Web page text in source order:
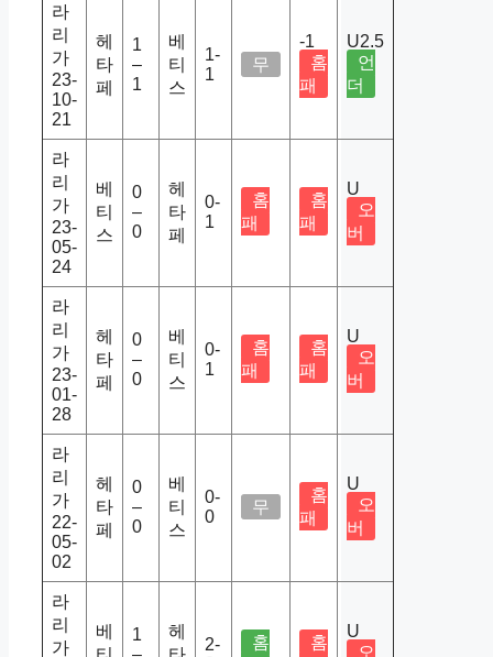
라
리
가
23-
10-
21
헤
타
페
1
–
1
베
티
스
1-
1
무
-1
홈
패
U2.5
언
더
라
리
가
23-
05-
24
베
티
스
0
–
0
헤
타
페
0-
1
홈
패
홈
패
U
오
버
라
리
가
23-
01-
28
헤
타
페
0
–
0
베
티
스
0-
1
홈
패
홈
패
U
오
버
라
리
가
22-
05-
02
헤
타
페
0
–
0
베
티
스
0-
0
무
홈
패
U
오
버
라
리
가
베
1
헤
2-
홈
홈
U
오